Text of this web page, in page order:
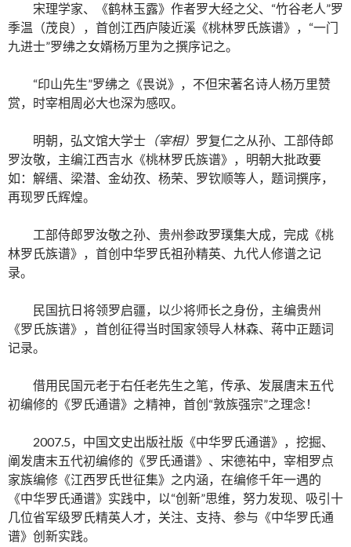
宋理学家、《鹤林玉露》作者罗大经之父、“竹谷老人”罗
季温（茂良），首创江西庐陵近溪《桃林罗氏族谱》，“一门
九进士”罗绋之女婿杨万里为之撰序记之。
“印山先生”罗绋之《畏说》，不但宋著名诗人杨万里赞
赏，时宰相周必大也深为感叹。
明朝，弘文馆大学士 （宰相） 罗复仁之从孙、工部侍郎
罗汝敬，主编江西吉水《桃林罗氏族谱》，明朝大批政要
如：解缙、梁潜、金幼孜、杨荣、罗钦顺等人，题词撰序，
再现罗氏辉煌。
工部侍郎罗汝敬之孙、贵州参政罗璞集大成，完成《桃
林罗氏族谱》，首创中华罗氏祖孙精英、九代人修谱之记
录。
民国抗日将领罗启疆，以少将师长之身份，主编贵州
《罗氏族谱》，首创征得当时国家领导人林森、蒋中正题词
记录。
借用民国元老于右任老先生之笔，传承、发展唐末五代
初编修的《罗氏通谱》之精神，首创“敦族强宗”之理念！
2007.5，中国文史出版社版《中华罗氏通谱》，挖掘、
阐发唐末五代初编修的《罗氏通谱》、宋德祐中，宰相罗点
家族编修《江西罗氏世征集》之内涵，在编修千年一遇的
《中华罗氏通谱》实践中，以“创新”思维，努力发现、吸引十
几位省军级罗氏精英人才，关注、支持、参与《中华罗氏通
谱》创新实践。